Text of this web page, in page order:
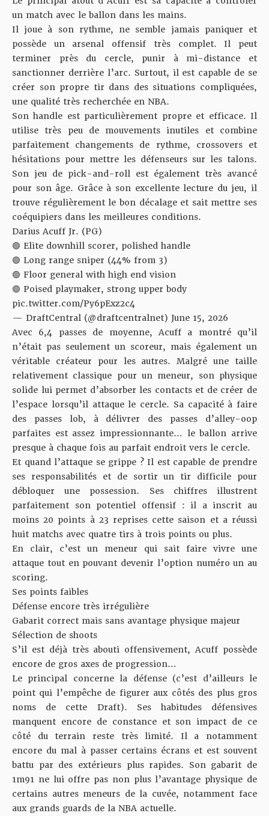
un match avec le ballon dans les mains.
Il joue à son rythme, ne semble jamais paniquer et
possède un arsenal offensif très complet. Il peut
terminer près du cercle, punir à mi-distance et
sanctionner derrière l’arc. Surtout, il est capable de se
créer son propre tir dans des situations compliquées,
une qualité très recherchée en NBA.
Son handle est particulièrement propre et efficace. Il
utilise très peu de mouvements inutiles et combine
parfaitement changements de rythme, crossovers et
hésitations pour mettre les défenseurs sur les talons.
Son jeu de pick-and-roll est également très avancé
pour son âge. Grâce à son excellente lecture du jeu, il
trouve régulièrement le bon décalage et sait mettre ses
coéquipiers dans les meilleures conditions.
Darius Acuff Jr. (PG)
🟢 Elite downhill scorer, polished handle
🟢 Long range sniper (44% from 3)
🟢 Floor general with high end vision
🟢 Poised playmaker, strong upper body
pic.twitter.com/Py6pExz2c4
— DraftCentral (@draftcentralnet) June 15, 2026
Avec 6,4 passes de moyenne, Acuff a montré qu’il
n’était pas seulement un scoreur, mais également un
véritable créateur pour les autres. Malgré une taille
relativement classique pour un meneur, son physique
solide lui permet d’absorber les contacts et de créer de
l’espace lorsqu’il attaque le cercle. Sa capacité à faire
des passes lob, à délivrer des passes d’alley-oop
parfaites est assez impressionnante… le ballon arrive
presque à chaque fois au parfait endroit vers le cercle.
Et quand l’attaque se grippe ? Il est capable de prendre
ses responsabilités et de sortir un tir difficile pour
débloquer une possession. Ses chiffres illustrent
parfaitement son potentiel offensif : il a inscrit au
moins 20 points à 23 reprises cette saison et a réussi
huit matchs avec quatre tirs à trois points ou plus.
En clair, c’est un meneur qui sait faire vivre une
attaque tout en pouvant devenir l’option numéro un au
scoring.
Ses points faibles
Défense encore très irrégulière
Gabarit correct mais sans avantage physique majeur
Sélection de shoots
S’il est déjà très abouti offensivement, Acuff possède
encore de gros axes de progression…
Le principal concerne la défense (c’est d’ailleurs le
point qui l’empêche de figurer aux côtés des plus gros
noms de cette Draft). Ses habitudes défensives
manquent encore de constance et son impact de ce
côté du terrain reste très limité. Il a notamment
encore du mal à passer certains écrans et est souvent
battu par des extérieurs plus rapides. Son gabarit de
1m91 ne lui offre pas non plus l’avantage physique de
certains autres meneurs de la cuvée, notamment face
aux grands guards de la NBA actuelle.